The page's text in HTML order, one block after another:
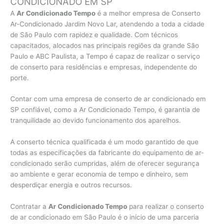
A Ar Condicionado Tempo é a melhor empresa de Conserto
Ar-Condicionado Jardim Novo Lar, atendendo a toda a cidade
de São Paulo com rapidez e qualidade. Com técnicos
capacitados, alocados nas principais regiões da grande São
Paulo e ABC Paulista, a Tempo é capaz de realizar o serviço
de conserto para residências e empresas, independente do
porte.
Contar com uma empresa de conserto de ar condicionado em
SP confiável, como a Ar Condicionado Tempo, é garantia de
tranquilidade ao devido funcionamento dos aparelhos.
A conserto técnica qualificada é um modo garantido de que
todas as especificações da fabricante do equipamento de ar-
condicionado serão cumpridas, além de oferecer segurança
ao ambiente e gerar economia de tempo e dinheiro, sem
desperdiçar energia e outros recursos.
Contratar a Ar Condicionado Tempo para realizar o conserto
de ar condicionado em São Paulo é o início de uma parceria